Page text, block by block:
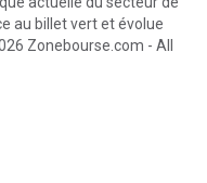
au billet vert et évolue
Zonebourse.com - All